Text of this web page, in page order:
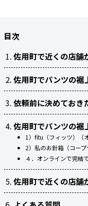
目次
佐用町で近くの店舗
佐用町でパンツの裾
依頼前に決めておき
佐用町でパンツの裾
1）fitu（フィッツ）〔
2）私のお針箱（コープ
４．オンラインで完結
佐用町で近くの店舗